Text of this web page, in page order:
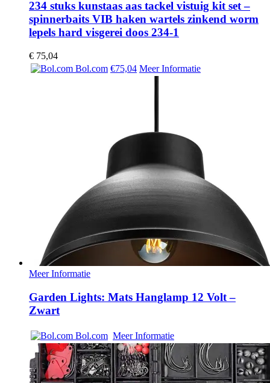
234 stuks kunstaas aas tackel vistuig kit set –
spinnerbaits VIB haken wartels zinkend worm
lepels hard visgerei doos 234-1
€ 75,04
Bol.com €75,04 Meer Informatie
Meer Informatie
Garden Lights: Mats Hanglamp 12 Volt –
Zwart
Bol.com Meer Informatie